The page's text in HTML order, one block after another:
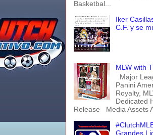
Basketbal...
Iker
C.F. y se
MLW with
Major
Panini
Royalty,
Dedicated
Release Media Assets
Grandes